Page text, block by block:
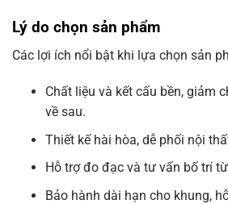
Lý do chọn sản phẩm
Các lợi ích nổi bật khi lựa chọn sản
Chất liệu và kết cấu bền, giảm
về sau.
Thiết kế hài hòa, dễ phối nội
Hỗ trợ đo đạc và tư vấn bố trí từ
Bảo hành dài hạn cho khung,